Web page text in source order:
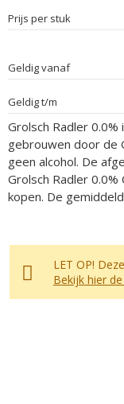
Prijs per stuk
Geldig vanaf
Geldig t/m
Grolsch Radler
gebrouwen door de
geen alcohol. De
Grolsch Radler
kopen. De
LET OP!
Bekijk hier